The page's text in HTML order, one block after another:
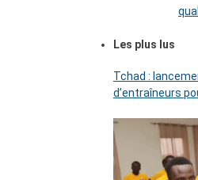
Les plus lus
Tchad :
d’entraîneurs